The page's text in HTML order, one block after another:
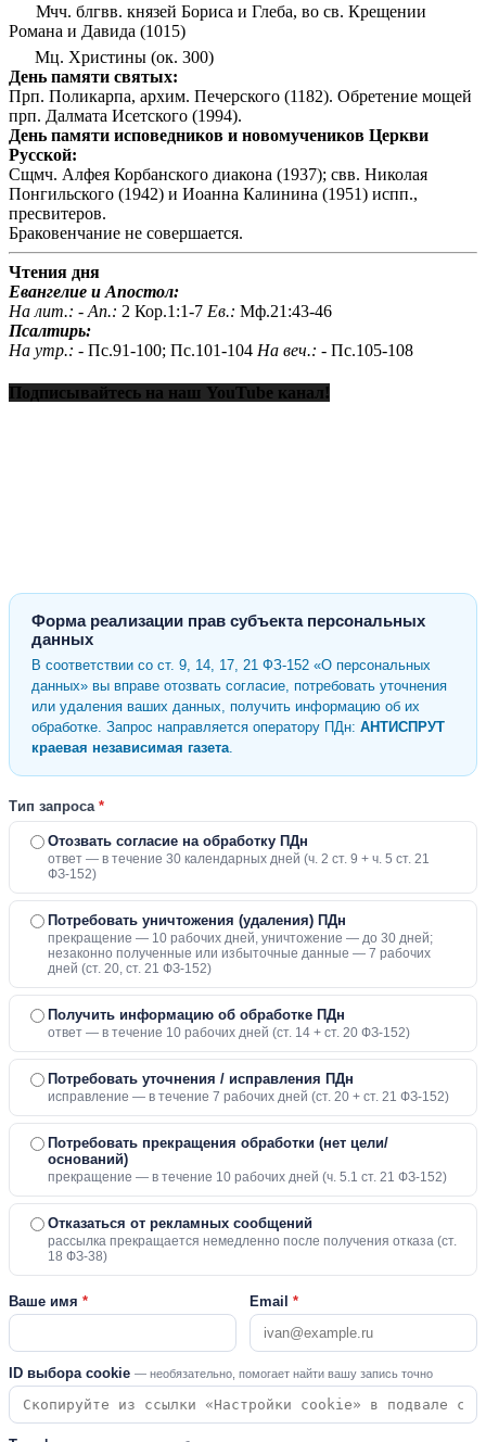
Мчч. блгвв. князей Бориса и Глеба, во св. Крещении
Романа и Давида (1015)
Мц. Христины (ок. 300)
День памяти святых:
Прп. Поликарпа, архим. Печерского (1182). Обретение мощей
прп. Далмата Исетского (1994).
День памяти исповедников и новомучеников Церкви
Русской:
Сщмч. Алфея Корбанского диакона (1937); свв. Николая
Понгильского (1942) и Иоанна Калинина (1951) испп.,
пресвитеров.
Браковенчание не совершается.
Чтения дня
Евангелие и Апостол:
На лит.: - Ап.: 2 Кор.1:1-7 Ев.: Мф.21:43-46
Псалтирь:
На утр.: - Пс.91-100; Пс.101-104 На веч.: - Пс.105-108
Подписывайтесь на наш YouTube канал!
Форма реализации прав субъекта персональных
данных
В соответствии со ст. 9, 14, 17, 21 ФЗ-152 «О персональных
данных» вы вправе отозвать согласие, потребовать уточнения
или удаления ваших данных, получить информацию об их
обработке. Запрос направляется оператору ПДн: АНТИСПРУТ
краевая независимая газета.
Тип запроса *
Отозвать согласие на обработку ПДн
ответ — в течение 30 календарных дней (ч. 2 ст. 9 + ч. 5 ст. 21
ФЗ-152)
Потребовать уничтожения (удаления) ПДн
прекращение — 10 рабочих дней, уничтожение — до 30 дней;
незаконно полученные или избыточные данные — 7 рабочих
дней (ст. 20, ст. 21 ФЗ-152)
Получить информацию об обработке ПДн
ответ — в течение 10 рабочих дней (ст. 14 + ст. 20 ФЗ-152)
Потребовать уточнения / исправления ПДн
исправление — в течение 7 рабочих дней (ст. 20 + ст. 21 ФЗ-152)
Потребовать прекращения обработки (нет цели/
оснований)
прекращение — в течение 10 рабочих дней (ч. 5.1 ст. 21 ФЗ-152)
Отказаться от рекламных сообщений
рассылка прекращается немедленно после получения отказа (ст.
18 ФЗ-38)
Ваше имя * Email *
ID выбора cookie — необязательно, помогает найти вашу запись точно